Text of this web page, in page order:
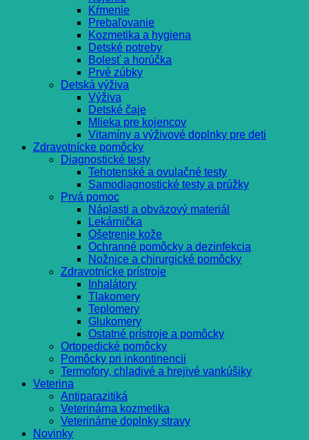
Kŕmenie
Prebaľovanie
Kozmetika a hygiena
Detské potreby
Bolesť a horúčka
Prvé zúbky
Detská výživa
Výživa
Detské čaje
Mlieka pre kojencov
Vitamíny a výživové doplnky pre deti
Zdravotnícke pomôcky
Diagnostické testy
Tehotenské a ovulačné testy
Samodiagnostické testy a prúžky
Prvá pomoc
Náplasti a obväzový materiál
Lekárnička
Ošetrenie kože
Ochranné pomôcky a dezinfekcia
Nožnice a chirurgické pomôcky
Zdravotnícke prístroje
Inhalátory
Tlakomery
Teplomery
Glukomery
Ostatné prístroje a pomôcky
Ortopedické pomôcky
Pomôcky pri inkontinencii
Termofory, chladivé a hrejivé vankúšiky
Veterina
Antiparazitiká
Veterinárna kozmetika
Veterinárne doplnky stravy
Novinky